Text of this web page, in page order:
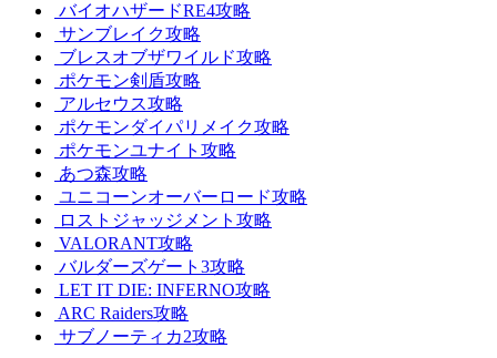
バイオハザードRE4攻略
サンブレイク攻略
ブレスオブザワイルド攻略
ポケモン剣盾攻略
アルセウス攻略
ポケモンダイパリメイク攻略
ポケモンユナイト攻略
あつ森攻略
ユニコーンオーバーロード攻略
ロストジャッジメント攻略
VALORANT攻略
バルダーズゲート3攻略
LET IT DIE: INFERNO攻略
ARC Raiders攻略
サブノーティカ2攻略